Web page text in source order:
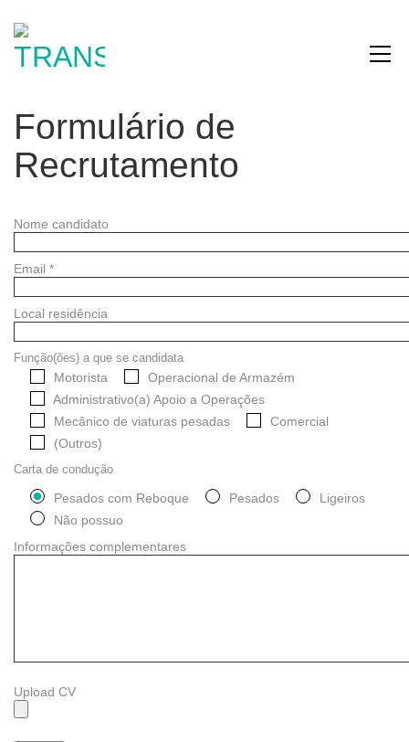
Formulário de
Recrutamento
Nome candidato
Email *
Local residência
Função(ões) a que se candidata
Motorista
Operacional de Armazém
Administrativo(a) Apoio a Operações
Mecânico de viaturas pesadas
Comercial
(Outros)
Carta de condução
Pesados com Reboque Pesados
Ligeiros
Não possuo
Informações complementares
Upload CV